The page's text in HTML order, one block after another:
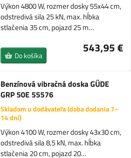
Výkon 4800 W, rozmer dosky 55x44 cm,
odstredivá sila 25 kN, max. hĺbka
stlačenia 35 cm, pojazd 25 m…
543,95 €
Do košíka
Benzínová vibračná doska GÜDE
GRP 50E 55576
Skladom u dodávateľa (doba dodania 7–
14 dní)
Výkon 4100 W, rozmer dosky 43x30 cm,
odstredivá sila 8,5 kN, max. hĺbka
stlačenia 20 cm, pojazd 20…